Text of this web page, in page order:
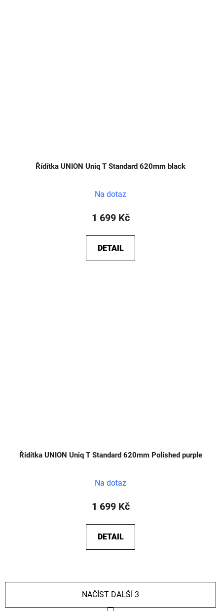
Řídítka UNION Uniq T Standard 620mm black
Na dotaz
1 699 Kč
DETAIL
Řídítka UNION Uniq T Standard 620mm Polished purple
Na dotaz
1 699 Kč
DETAIL
NAČÍST DALŠÍ 3